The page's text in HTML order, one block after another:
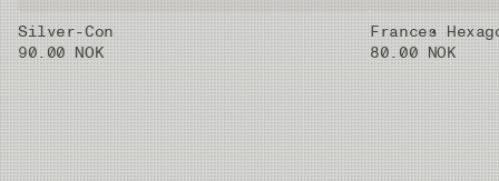
Silver-Con
90.00 NOK
Frances
80.00 NOK